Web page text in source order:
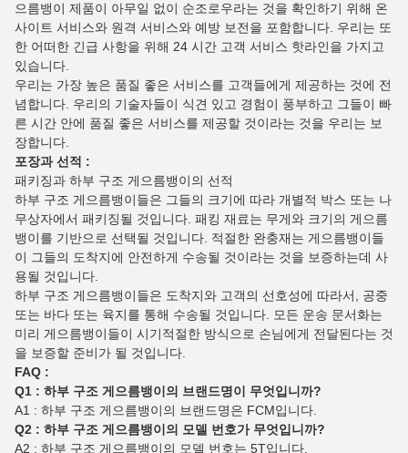
으름뱅이 제품이 아무일 없이 순조로우라는 것을 확인하기 위해 온
사이트 서비스와 원격 서비스와 예방 보전을 포함합니다. 우리는 또
한 어떠한 긴급 사항을 위해 24 시간 고객 서비스 핫라인을 가지고
있습니다.
우리는 가장 높은 품질 좋은 서비스를 고객들에게 제공하는 것에 전
념합니다. 우리의 기술자들이 식견 있고 경험이 풍부하고 그들이 빠
른 시간 안에 품질 좋은 서비스를 제공할 것이라는 것을 우리는 보
장합니다.
포장과 선적 :
패키징과 하부 구조 게으름뱅이의 선적
하부 구조 게으름뱅이들은 그들의 크기에 따라 개별적 박스 또는 나
무상자에서 패키징될 것입니다. 패킹 재료는 무게와 크기의 게으름
뱅이를 기반으로 선택될 것입니다. 적절한 완충재는 게으름뱅이들
이 그들의 도착지에 안전하게 수송될 것이라는 것을 보증하는데 사
용될 것입니다.
하부 구조 게으름뱅이들은 도착지와 고객의 선호성에 따라서, 공중
또는 바다 또는 육지를 통해 수송될 것입니다. 모든 운송 문서화는
미리 게으름뱅이들이 시기적절한 방식으로 손님에게 전달된다는 것
을 보증할 준비가 될 것입니다.
FAQ :
Q1 : 하부 구조 게으름뱅이의 브랜드명이 무엇입니까?
A1 : 하부 구조 게으름뱅이의 브랜드명은 FCM입니다.
Q2 : 하부 구조 게으름뱅이의 모델 번호가 무엇입니까?
A2 : 하부 구조 게으름뱅이의 모델 번호는 5T입니다.